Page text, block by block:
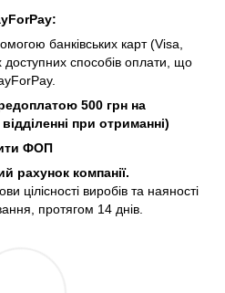
банківських карт (Visa,
способів оплати, що
500 грн на
при отриманні)
ФОП
рахунок компанії.
цілісності виробів та наяності
протягом 14 днів.